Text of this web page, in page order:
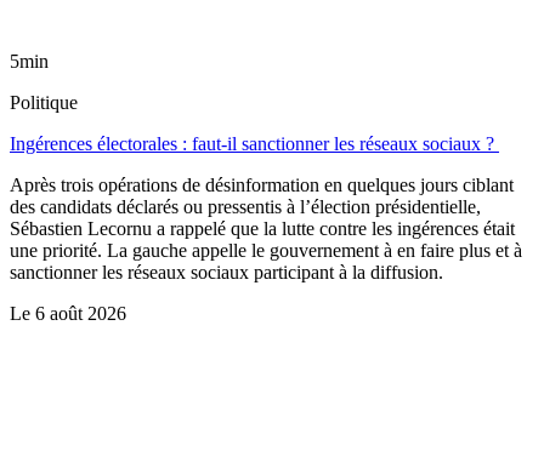
5min
Politique
Ingérences électorales : faut-il sanctionner les réseaux sociaux ?
Après trois opérations de désinformation en quelques jours ciblant
des candidats déclarés ou pressentis à l’élection présidentielle,
Sébastien Lecornu a rappelé que la lutte contre les ingérences était
une priorité. La gauche appelle le gouvernement à en faire plus et à
sanctionner les réseaux sociaux participant à la diffusion.
Le 6 août 2026